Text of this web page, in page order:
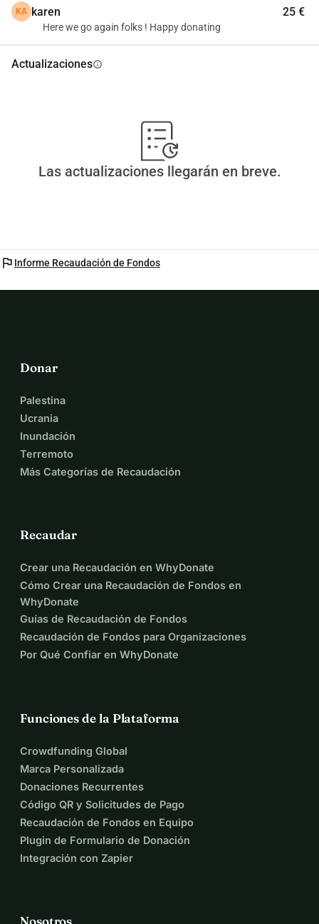
KA karen 25 €
Here we go again folks ! Happy donating
Actualizacionesinfo
Las actualizaciones llegarán en breve.
flag Informe Recaudación de Fondos
Donar
Palestina
Ucrania
Inundación
Terremoto
Más Categorías de Recaudación
Recaudar
Crear una Recaudación en WhyDonate
Cómo Crear una Recaudación de Fondos en
WhyDonate
Guías de Recaudación de Fondos
Recaudación de Fondos para Organizaciones
Por Qué Confiar en WhyDonate
Funciones de la Plataforma
Crowdfunding Global
Marca Personalizada
Donaciones Recurrentes
Código QR y Solicitudes de Pago
Recaudación de Fondos en Equipo
Plugin de Formulario de Donación
Integración con Zapier